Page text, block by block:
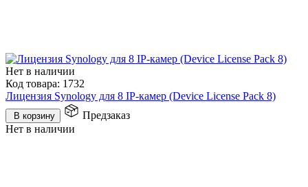
Нет в наличии
Код товара: 1732
Лицензия Synology для 8 IP-камер (Device License Pack 8)
В корзину
Предзаказ
Нет в наличии